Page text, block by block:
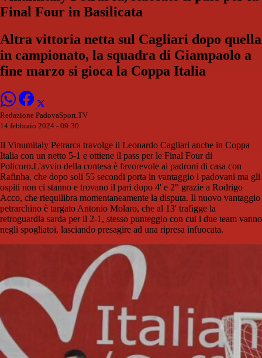
Final Four in Basilicata
Altra vittoria netta sul Cagliari dopo quella
in campionato, la squadra di Giampaolo a
fine marzo si gioca la Coppa Italia
Redazione PadovaSport.TV
14 febbraio 2024 - 09:30
Il Vinumitaly Petrarca travolge il Leonardo Cagliari anche in Coppa
Italia con un netto 5-1 e ottiene il pass per le Final Four di
Policoro.L'avvio della contesa è favorevole ai padroni di casa con
Rafinha, che dopo soli 55 secondi porta in vantaggio i padovani ma gli
ospiti non ci stanno e trovano il pari dopo 4' e 2" grazie a Rodrigo
Acco, che riequilibra momentaneamente la disputa. Il nuovo vantaggio
petrarchino è targato Antonio Molaro, che al 13' trafigge la
retroguardia sarda per il 2-1, stesso punteggio con cui i due team vanno
negli spogliatoi, lasciando presagire ad una ripresa infuocata.